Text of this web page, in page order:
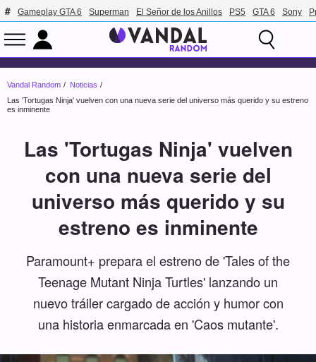
Gameplay GTA 6 Superman El Señor de los Anillos PS5 GTA 6 Sony
Vandal Random
Noticias
Las 'Tortugas Ninja' vuelven con una nueva serie del universo más querido y su estreno
es inminente
Las 'Tortugas Ninja' vuelven
con una nueva serie del
universo más querido y su
estreno es inminente
Paramount+ prepara el estreno de 'Tales of the
Teenage Mutant Ninja Turtles' lanzando un
nuevo tráiler cargado de acción y humor con
una historia enmarcada en 'Caos mutante'.